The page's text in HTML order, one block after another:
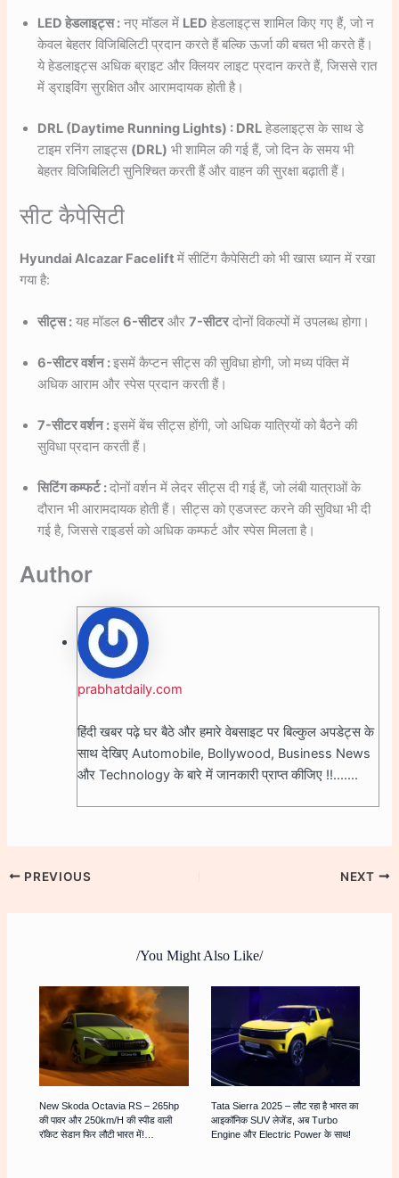
LED हेडलाइट्स : नए मॉडल में LED हेडलाइट्स शामिल किए गए हैं, जो न
केवल बेहतर विजिबिलिटी प्रदान करते हैं बल्कि ऊर्जा की बचत भी करते हैं।
ये हेडलाइट्स अधिक ब्राइट और क्लियर लाइट प्रदान करते हैं, जिससे रात
में ड्राइविंग सुरक्षित और आरामदायक होती है।
DRL (Daytime Running Lights) : DRL हेडलाइट्स के साथ डे
टाइम रनिंग लाइट्स (DRL) भी शामिल की गई हैं, जो दिन के समय भी
बेहतर विजिबिलिटी सुनिश्चित करती हैं और वाहन की सुरक्षा बढ़ाती हैं।
सीट कैपेसिटी
Hyundai Alcazar Faceliftमें सीटिंग कैपेसिटी को भी खास ध्यान में रखा
गया है:
सीट्स : यह मॉडल6-सीटरऔर7-सीटरदोनों विकल्पों में उपलब्ध होगा।
6-सीटर वर्शन :इसमें कैप्टन सीट्स की सुविधा होगी, जो मध्य पंक्ति में
अधिक आराम और स्पेस प्रदान करती हैं।
7-सीटर वर्शन : इसमें बेंच सीट्स होंगी, जो अधिक यात्रियों को बैठने की
सुविधा प्रदान करती हैं।
सिटिंग कम्फर्ट :दोनों वर्शन में लेदर सीट्स दी गई हैं, जो लंबी यात्राओं के
दौरान भी आरामदायक होती हैं। सीट्स को एडजस्ट करने की सुविधा भी दी
गई है, जिससे राइडर्स को अधिक कम्फर्ट और स्पेस मिलता है।
Author
prabhatdaily.com
हिंदी खबर पढ़े घर बैठे और हमारे वेबसाइट पर बिल्कुल अपडेट्स के
साथ देखिए Automobile, Bollywood, Business News
और Technology के बारे में जानकारी प्राप्त कीजिए !!.......
PREVIOUS NEXT
/You Might Also Like/
New Skoda Octavia RS – 265hp
की पावर और 250km/h की स्पीड वाली
रॉकेट सेडान फिर लौटी भारत में!…
Tata Sierra 2025 – लौट रहा है भारत का
आइकॉनिक SUV लेजेंड, अब Turbo
Engine और Electric Power के साथ!